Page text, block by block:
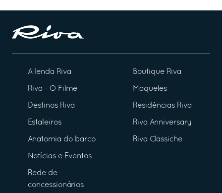
A lenda Riva
Riva - O Filme
Destinos Riva
Estaleiros
Anatomia do barco
Notícias e Eventos
Rede de
concessionários
Boutique Riva
Maquetes
Residências Riva
Riva Anniversary
Riva Classiche